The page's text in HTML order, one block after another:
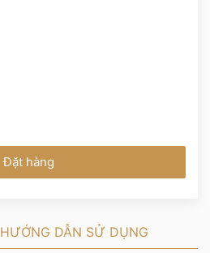
Đặt hàng
HƯỚNG DẪN SỬ DỤNG